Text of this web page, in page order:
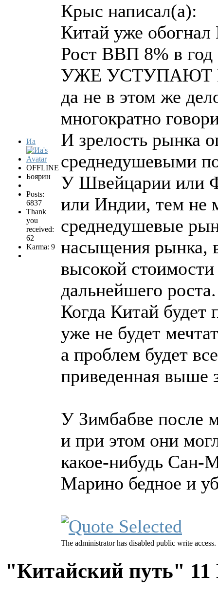
Иа
OFFLINE
Боярин
Posts:
6837
Thank
you
received:
62
Karma: 9
Крыс написал(а):
Китай уже
Рост ВВП 8% в год
УЖЕ УСТУПАЮТ
да не в этом же
многократно
И зрелость рынка
среднедушевыми
У Швейцарии или
или Индии, тем не
среднедушевые
насыщения рынка,
высокой
дальнейшего роста.
Когда Китай будет
уже не будет
а проблем будет
приведенная выше
У Зимбабве после
и при этом они
какое-нибудь Сан-
Марино бедное и
The administrator has disabled public write access.
"Китайский путь"